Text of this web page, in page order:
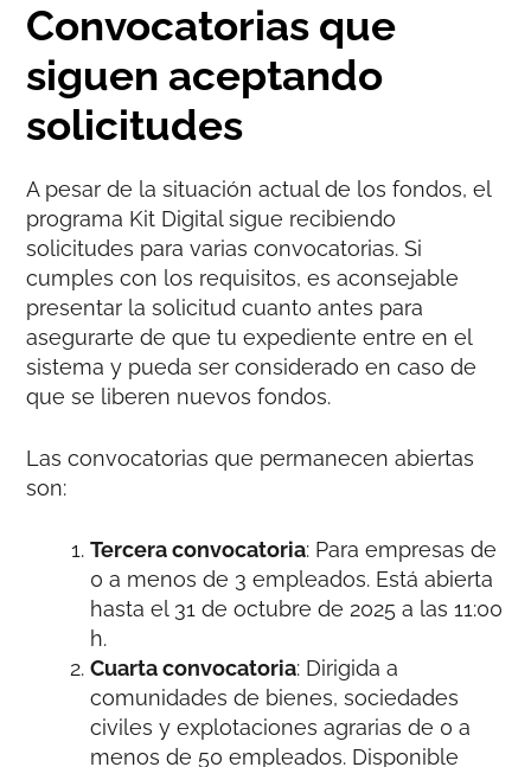
Convocatorias que
siguen aceptando
solicitudes
A pesar de la situación actual de los fondos, el
programa Kit Digital sigue recibiendo
solicitudes para varias convocatorias. Si
cumples con los requisitos, es aconsejable
presentar la solicitud cuanto antes para
asegurarte de que tu expediente entre en el
sistema y pueda ser considerado en caso de
que se liberen nuevos fondos.
Las convocatorias que permanecen abiertas
son:
Tercera convocatoria: Para empresas de
0 a menos de 3 empleados. Está abierta
hasta el 31 de octubre de 2025 a las 11:00
h.
Cuarta convocatoria: Dirigida a
comunidades de bienes, sociedades
civiles y explotaciones agrarias de 0 a
menos de 50 empleados. Disponible